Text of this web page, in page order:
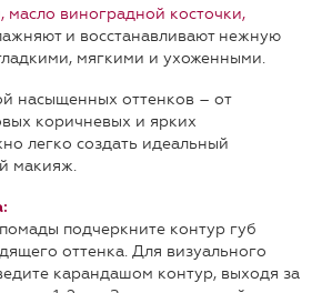
масло виноградной косточки,
и восстанавливают нежную
мягкими и ухоженными.
насыщенных оттенков – от
коричневых и ярких
легко создать идеальный
макияж.
подчеркните контур губ
оттенка. Для визуального
карандашом контур, выходя за